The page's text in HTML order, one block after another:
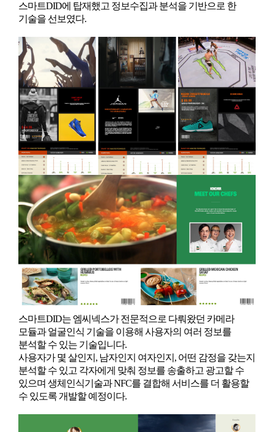
스마트DID에 탑재했고 정보수집과 분석을 기반으로 한
기술을 선보였다.
스마트DID는 엠씨넥스가 전문적으로 다뤄왔던 카메라
모듈과 얼굴인식 기술을 이용해 사용자의 여러 정보를
분석할 수 있는 기술입니다.
사용자가 몇 살인지, 남자인지 여자인지, 어떤 감정을 갖는지
분석할 수 있고 각자에게 맞춰 정보를 송출하고 광고할 수
있으며 생체인식기술과 NFC를 결합해 서비스를 더 활용할
수 있도록 개발할 예정이다.